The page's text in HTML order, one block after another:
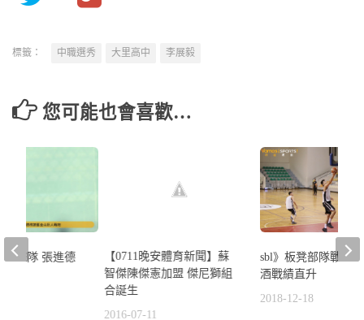
標籤： 中職選秀 大里高中 李展毅
您可能也會喜歡…
【0711晚安體育新聞】蘇
智傑陳傑憲加盟 傑尼獅組
合誕生
2016-07-11
sbl》板凳部隊戰力
酒戰績直升
2018-12-18
海盜隊 張進德